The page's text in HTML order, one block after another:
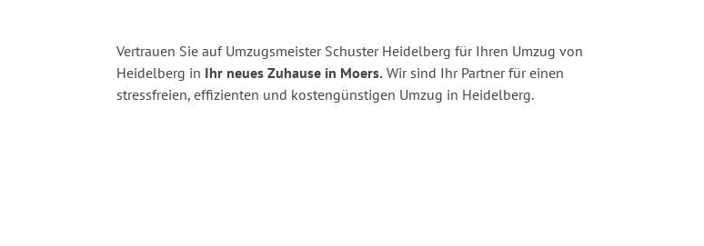
Vertrauen Sie auf Umzugsmeister Schuster Heidelberg für Ihren Umzug von
Heidelberg in Ihr neues Zuhause in Moers. Wir sind Ihr Partner für einen
stressfreien, effizienten und kostengünstigen Umzug in Heidelberg.